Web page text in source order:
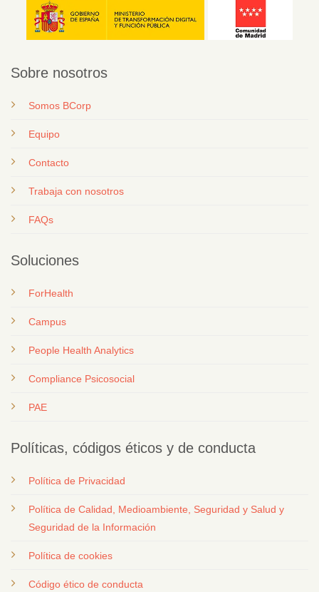
Sobre nosotros
Somos BCorp
Equipo
Contacto
Trabaja con nosotros
FAQs
Soluciones
ForHealth
Campus
People Health Analytics
Compliance Psicosocial
PAE
Políticas, códigos éticos y de conducta
Política de Privacidad
Política de Calidad, Medioambiente, Seguridad y Salud y
Seguridad de la Información
Política de cookies
Código ético de conducta